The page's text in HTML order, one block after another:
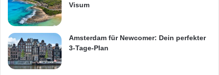
Visum
Amsterdam für Newcomer: Dein perfekter
3-Tage-Plan